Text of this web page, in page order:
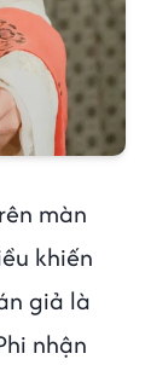
màn
khiến
giả là
nhận